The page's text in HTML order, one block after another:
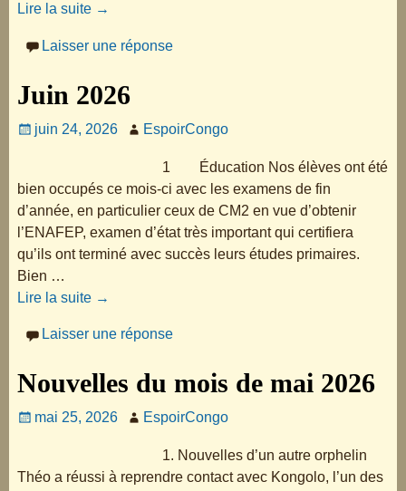
Lire la suite →
Laisser une réponse
Juin 2026
juin 24, 2026 EspoirCongo
1 Éducation Nos élèves ont été
bien occupés ce mois-ci avec les examens de fin
d’année, en particulier ceux de CM2 en vue d’obtenir
l’ENAFEP, examen d’état très important qui certifiera
qu’ils ont terminé avec succès leurs études primaires.
Bien …
Lire la suite →
Laisser une réponse
Nouvelles du mois de mai 2026
mai 25, 2026 EspoirCongo
1. Nouvelles d’un autre orphelin
Théo a réussi à reprendre contact avec Kongolo, l’un des